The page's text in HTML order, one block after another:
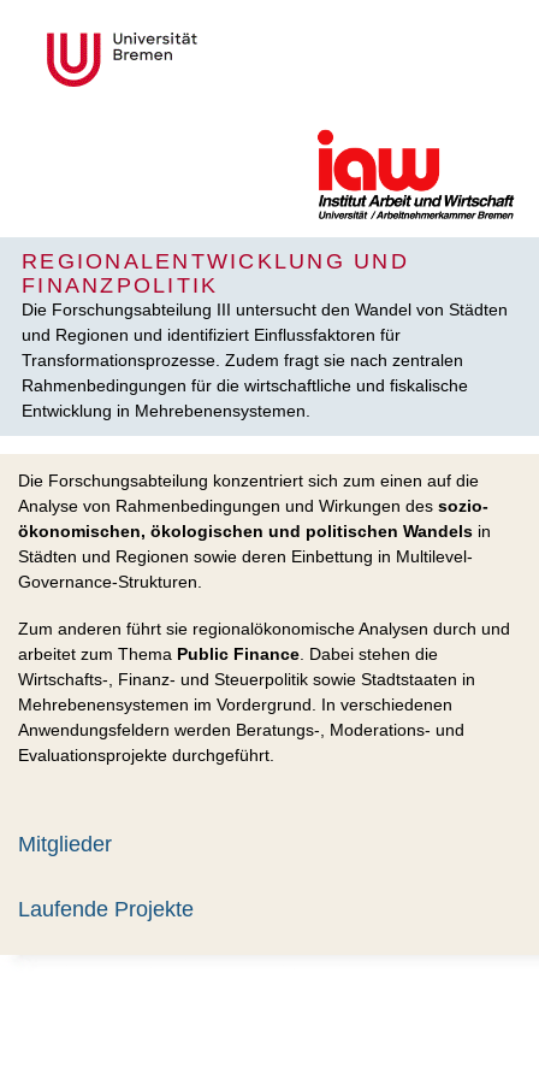
REGIONALENTWICKLUNG UND
FINANZPOLITIK
Die Forschungsabteilung III untersucht den Wandel von Städten
und Regionen und identifiziert Einflussfaktoren für
Transformationsprozesse. Zudem fragt sie nach zentralen
Rahmenbedingungen für die wirtschaftliche und fiskalische
Entwicklung in Mehrebenen­systemen.
Die Forschungsabteilung konzentriert sich zum einen auf die
Analyse von Rahmenbedingungen und Wirkungen des sozio-
ökonomischen, ökologischen und politischen Wandels in
Städten und Regionen sowie deren Einbettung in Multilevel-
Governance-Strukturen.
Zum anderen führt sie regionalökonomische Analysen durch und
arbeitet zum Thema Public Finance. Dabei stehen die
Wirtschafts-, Finanz- und Steuerpolitik sowie Stadtstaaten in
Mehrebenensystemen im Vordergrund. In verschiedenen
Anwendungsfeldern werden Beratungs-, Moderations- und
Evaluationsprojekte durchgeführt.
Mitglieder
Laufende Projekte